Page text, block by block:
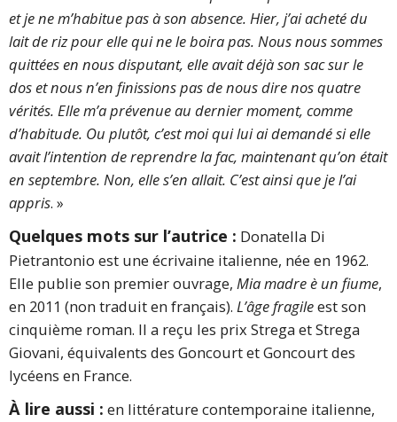
et je ne m’habitue pas à son absence. Hier, j’ai acheté du
lait de riz pour elle qui ne le boira pas. Nous nous sommes
quittées en nous disputant, elle avait déjà son sac sur le
dos et nous n’en finissions pas de nous dire nos quatre
vérités. Elle m’a prévenue au dernier moment, comme
d’habitude. Ou plutôt, c’est moi qui lui ai demandé si elle
avait l’intention de reprendre la fac, maintenant qu’on était
en septembre. Non, elle s’en allait. C’est ainsi que je l’ai
appris. »
Quelques mots sur l’autrice : Donatella Di
Pietrantonio est une écrivaine italienne, née en 1962.
Elle publie son premier ouvrage, Mia madre è un fiume,
en 2011 (non traduit en français). L’âge fragileest son
cinquième roman. Il a reçu les prix Strega et Strega
Giovani, équivalents des Goncourt et Goncourt des
lycéens en France.
À lire aussi : en littérature contemporaine italienne,